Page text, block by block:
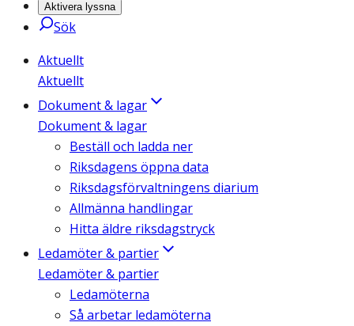
Aktivera lyssna
Sök
Aktuellt
Aktuellt
Dokument & lagar
Dokument & lagar
Beställ och ladda ner
Riksdagens öppna data
Riksdagsförvaltningens diarium
Allmänna handlingar
Hitta äldre riksdagstryck
Ledamöter & partier
Ledamöter & partier
Ledamöterna
Så arbetar ledamöterna